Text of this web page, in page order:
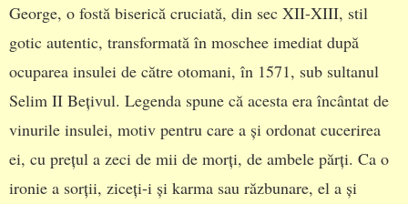
George, o fostă biserică cruciată, din sec XII-XIII, stil
gotic autentic, transformată în moschee imediat după
ocuparea insulei de către otomani, în 1571, sub sultanul
Selim II Bețivul. Legenda spune că acesta era încântat de
vinurile insulei, motiv pentru care a și ordonat cucerirea
ei, cu prețul a zeci de mii de morți, de ambele părți. Ca o
ironie a sorții, ziceți-i și karma sau răzbunare, el a și